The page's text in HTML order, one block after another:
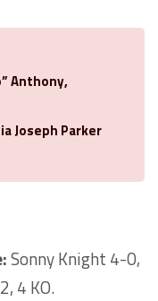
Anthony,
Joseph Parker
Sonny Knight 4-0,
4 KO.